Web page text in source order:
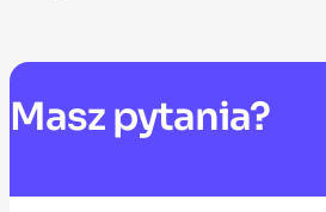
Masz pytania?